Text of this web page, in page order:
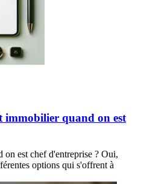
immobilier quand on est
est chef d'entreprise ? Oui,
options qui s'offrent à